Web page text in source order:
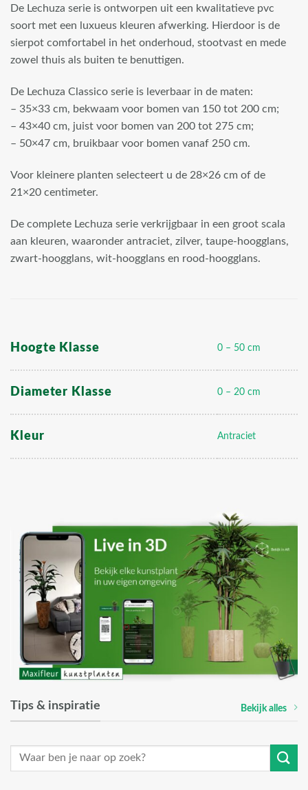
De Lechuza serie is ontworpen uit een kwalitatieve pvc
soort met een luxueus kleuren afwerking. Hierdoor is de
sierpot comfortabel in het onderhoud, stootvast en mede
zowel thuis als buiten te benuttigen.
De Lechuza Classico serie is leverbaar in de maten:
– 35×33 cm, bekwaam voor bomen van 150 tot 200 cm;
– 43×40 cm, juist voor bomen van 200 tot 275 cm;
– 50×47 cm, bruikbaar voor bomen vanaf 250 cm.
Voor kleinere planten selecteert u de 28×26 cm of de
21×20 centimeter.
De complete Lechuza serie verkrijgbaar in een groot scala
aan kleuren, waaronder antraciet, zilver, taupe-hoogglans,
zwart-hoogglans, wit-hoogglans en rood-hoogglans.
Hoogte Klasse 0 – 50 cm
Diameter Klasse 0 – 20 cm
Kleur Antraciet
Tips & inspiratie Bekijk alles